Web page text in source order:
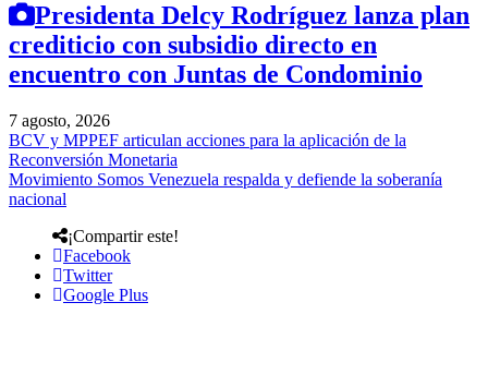
Presidenta Delcy Rodríguez lanza plan
crediticio con subsidio directo en
encuentro con Juntas de Condominio
7 agosto, 2026
BCV y MPPEF articulan acciones para la aplicación de la
Reconversión Monetaria
Movimiento Somos Venezuela respalda y defiende la soberanía
nacional
¡Compartir este!
Facebook
Twitter
Google Plus